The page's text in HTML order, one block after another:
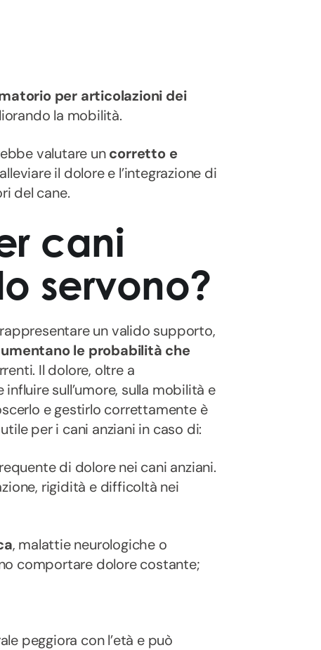
per articolazioni dei
la mobilità.
valutare uncorretto e
il dolore e l’integrazione di
del cane.
cani
servono?
un valido supporto,
le probabilità che
Il dolore, oltre a
sull’umore, sulla mobilità e
e gestirlo correttamente è
per i cani anziani in caso di:
di dolore nei cani anziani.
rigidità e difficoltà nei
, malattie neurologiche o
comportare dolore costante;
peggiora con l’età e può